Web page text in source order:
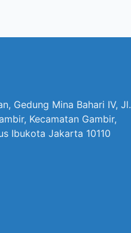
Gedung Mina Bahari IV, Jl.
Kecamatan Gambir,
Ibukota Jakarta 10110